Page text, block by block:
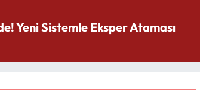
Yeni Sistemle Eksper Ataması